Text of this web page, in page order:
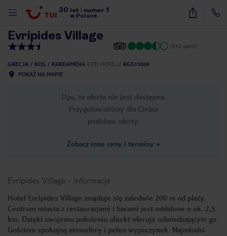
30 lat numer 1
w Polsce
19
Evripides Village
(612 opinii)
GRECJA KOS KARDAMENA KOD HOTELU KGS15009
POKAŻ NA MAPIE
Ups, ta oferta nie jest dostępna.
Przygotowaliśmy dla Ciebie
podobne oferty:
Zobacz inne ceny i terminy »
Evripides Village - informacje
Hotel Evripides Village znajduje się zaledwie 200 m od plaży.
Centrum miasta z restauracjami i barami jest oddalone o ok. 2,5
km. Dzięki swojemu położeniu obiekt oferuje odwiedzającym go
Gościom spokojną atmosferę i pełen wypoczynek. Najmłodsi